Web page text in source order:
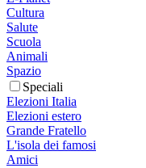
Cultura
Salute
Scuola
Animali
Spazio
Speciali
Elezioni Italia
Elezioni estero
Grande Fratello
L'isola dei famosi
Amici